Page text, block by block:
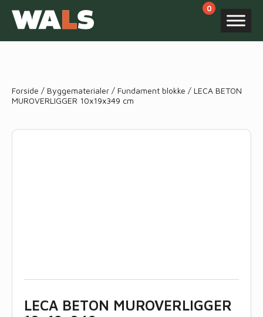
Forside / Byggematerialer / Fundament blokke / LECA BETON
MUROVERLIGGER 10x19x349 cm
LECA BETON MUROVERLIGGER